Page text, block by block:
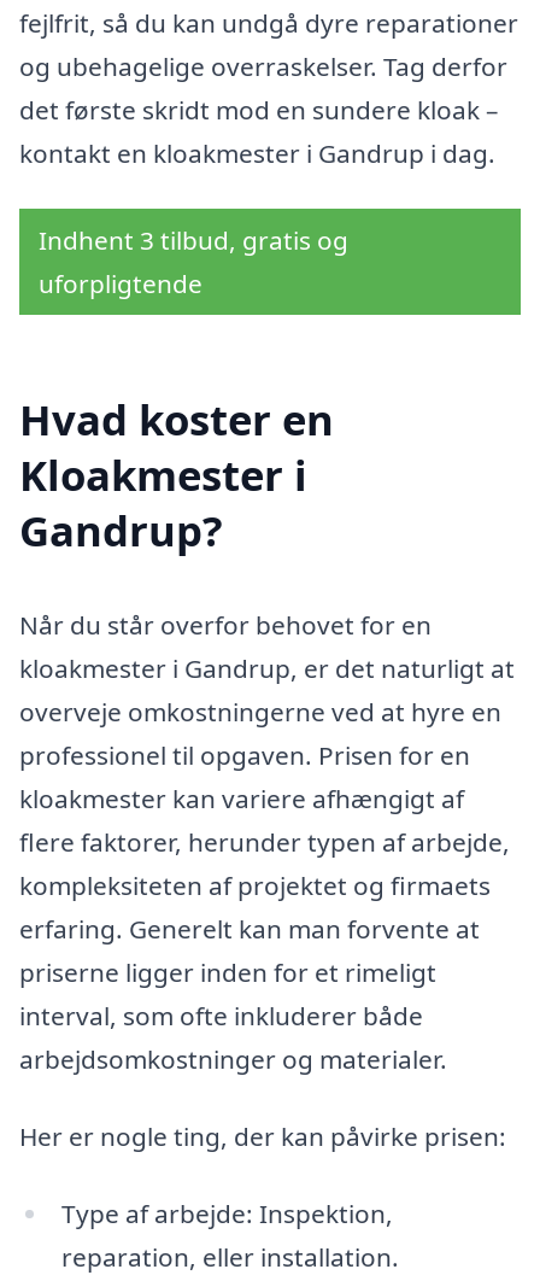
fejlfrit, så du kan undgå dyre reparationer
og ubehagelige overraskelser. Tag derfor
det første skridt mod en sundere kloak –
kontakt en kloakmester i Gandrup i dag.
Indhent 3 tilbud, gratis og
uforpligtende
Hvad koster en
Kloakmester i
Gandrup?
Når du står overfor behovet for en
kloakmester i Gandrup, er det naturligt at
overveje omkostningerne ved at hyre en
professionel til opgaven. Prisen for en
kloakmester kan variere afhængigt af
flere faktorer, herunder typen af arbejde,
kompleksiteten af projektet og firmaets
erfaring. Generelt kan man forvente at
priserne ligger inden for et rimeligt
interval, som ofte inkluderer både
arbejdsomkostninger og materialer.
Her er nogle ting, der kan påvirke prisen:
Type af arbejde: Inspektion,
reparation, eller installation.